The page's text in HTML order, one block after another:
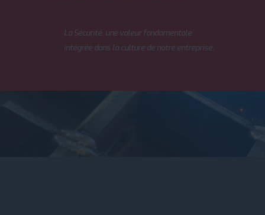
La Sécurité, une valeur fondamentale
intégrée dans la culture de notre entreprise.